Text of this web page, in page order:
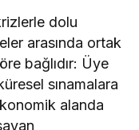
dolu
arasında ortak
bağlıdır: Üye
sınamalara
alanda